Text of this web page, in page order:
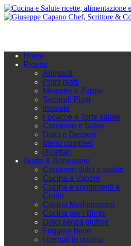
Home
Ricette
Antipasti
Primi piatti
Minestre e Zuppe
Secondi Piatti
Insalate
Focacce e Torte salate
Conserve e Salse
Dolci e Dessert
Menu completi
Ricettari
Gusto & Benessere
Conserve dolci e salate
Cucina a Vapore
Cucina e condimenti a
Crudo
Cucina Mediterranea
Cucina per i Bimbi
Dolci senza glutine
Friggere bene
I cereali in cucina